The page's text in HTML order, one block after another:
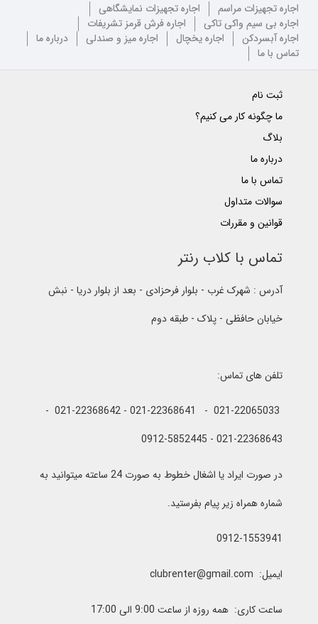
اجاره تجهیزات مراسم
اجاره تجهیزات نمایشگاهی
اجاره بی سیم واکی تاکی
اجاره فرش قرمز تشریفات
اجاره آبسردکن
اجاره یخچال اجاره میز و صندلی
درباره ما
تماس با ما
ثبت نام
ما چگونه کار می کنیم؟
بلاگ
درباره ما
تماس با ما
سوالات متداول
قوانین و مقررات
تماس با کلاب رنتر
آدرس : شهرک غرب - بلوار فرحزادی - بعد از بلوار دریا - نبش
خیابان حافظی - پلاک - طبقه دوم
تلفن های تماس:
021-22065033 - 021-22368641 - 021-22368642 -
021-22368643 - 0912-5852445
در صورت ایراد یا اشغال خطوط به صورت 24 ساعته میتوانید به
شماره همراه زیر پیام بفرستید.
0912-1553941
ایمیل: clubrenter@gmail.com
ساعت کاری: همه روزه از ساعت 9:00 الی 17:00